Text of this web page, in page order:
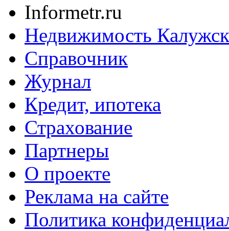
Informetr.ru
Недвижимость
Справочник
Журнал
Кредит, ипотека
Страхование
Партнеры
O проекте
Реклама на сайте
Политика